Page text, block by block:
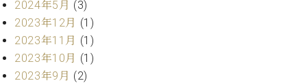
イ
ン
コ
ン
サ
実
績
教
室
ー
ル
音
楽
店
長
挨
拶
2024年5月 (3)
2023年12月 (1)
2023年11月 (1)
2023年10月 (1)
2023年9月 (2)